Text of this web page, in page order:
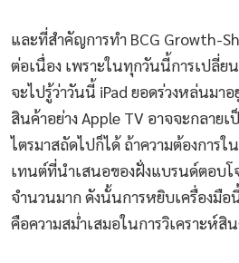
และที่สำคัญการทำ BCG Growth-
ต่อเนื่อง เพราะในทุกวันนี้การเปลี่ย
จะไปรู้ว่าวันนี้ iPad ยอดร่วงหล่นมา
สินค้าอย่าง Apple TV อาจจะกลายเ
ไตรมาสถัดไปก็ได้ ถ้าความต้องการ
เทนต์ที่นำเสนอของฝั่งแบรนด์ตอบ
จำนวนมาก ดังนั้นการหยิบเครื่องมือ
คือความสม่ำเสมอในการวิเคราะห์สิ